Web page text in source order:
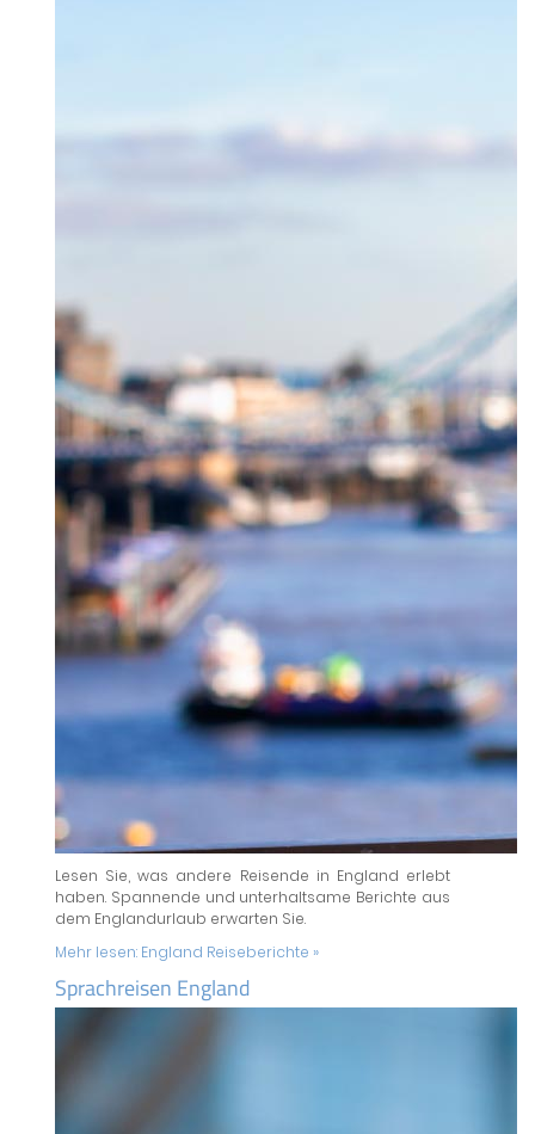
Lesen Sie, was andere Reisende in England erlebt
haben. Spannende und unterhaltsame Berichte aus
dem Englandurlaub erwarten Sie.
Mehr lesen: England Reiseberichte »
Sprachreisen England